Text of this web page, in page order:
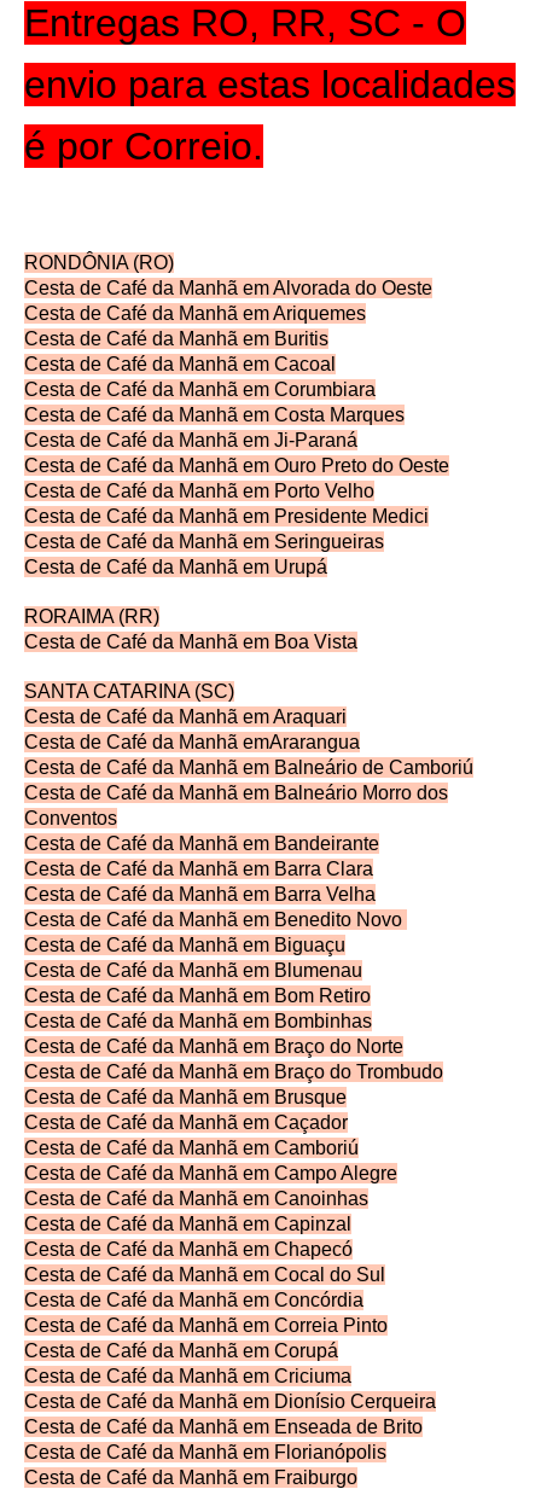
Entregas RO, RR, SC - O
envio para estas localidades
é por Correio.
RONDÔNIA (RO)
Cesta de Café da Manhã em Alvorada do Oeste
Cesta de Café da Manhã em Ariquemes
Cesta de Café da Manhã em Buritis
Cesta de Café da Manhã em Cacoal
Cesta de Café da Manhã em Corumbiara
Cesta de Café da Manhã em Costa Marques
Cesta de Café da Manhã em Ji-Paraná
Cesta de Café da Manhã em Ouro Preto do Oeste
Cesta de Café da Manhã em Porto Velho
Cesta de Café da Manhã em Presidente Medici
Cesta de Café da Manhã em Seringueiras
Cesta de Café da Manhã em Urupá
RORAIMA (RR)
Cesta de Café da Manhã em Boa Vista
SANTA CATARINA (SC)
Cesta de Café da Manhã em Araquari
Cesta de Café da Manhã emArarangua
Cesta de Café da Manhã em Balneário de Camboriú
Cesta de Café da Manhã em Balneário Morro dos
Conventos
Cesta de Café da Manhã em Bandeirante
Cesta de Café da Manhã em Barra Clara
Cesta de Café da Manhã em Barra Velha
Cesta de Café da Manhã em Benedito Novo
Cesta de Café da Manhã em Biguaçu
Cesta de Café da Manhã em Blumenau
Cesta de Café da Manhã em Bom Retiro
Cesta de Café da Manhã em Bombinhas
Cesta de Café da Manhã em Braço do Norte
Cesta de Café da Manhã em Braço do Trombudo
Cesta de Café da Manhã em Brusque
Cesta de Café da Manhã em Caçador
Cesta de Café da Manhã em Camboriú
Cesta de Café da Manhã em Campo Alegre
Cesta de Café da Manhã em Canoinhas
Cesta de Café da Manhã em Capinzal
Cesta de Café da Manhã em Chapecó
Cesta de Café da Manhã em Cocal do Sul
Cesta de Café da Manhã em Concórdia
Cesta de Café da Manhã em Correia Pinto
Cesta de Café da Manhã em Corupá
Cesta de Café da Manhã em Criciuma
Cesta de Café da Manhã em Dionísio Cerqueira
Cesta de Café da Manhã em Enseada de Brito
Cesta de Café da Manhã em Florianópolis
Cesta de Café da Manhã em Fraiburgo